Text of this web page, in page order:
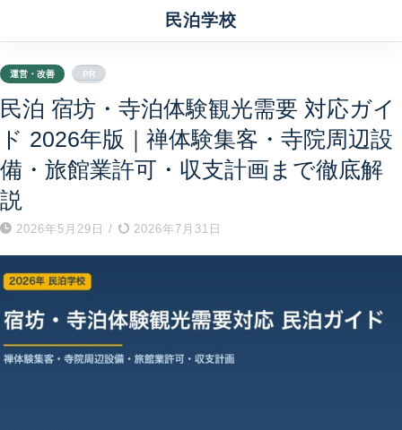
民泊学校
運営・改善 PR
民泊 宿坊・寺泊体験観光需要 対応ガイ
ド 2026年版｜禅体験集客・寺院周辺設
備・旅館業許可・収支計画まで徹底解
説
2026年5月29日 / 2026年7月31日